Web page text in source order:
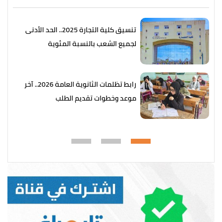
تنسيق كلية التجارة 2025.. الحد الأدنى
لجميع الشعب بالنسبة المئوية
رابط تظلمات الثانوية العامة 2026.. آخر
موعد وخطوات تقديم الطلب